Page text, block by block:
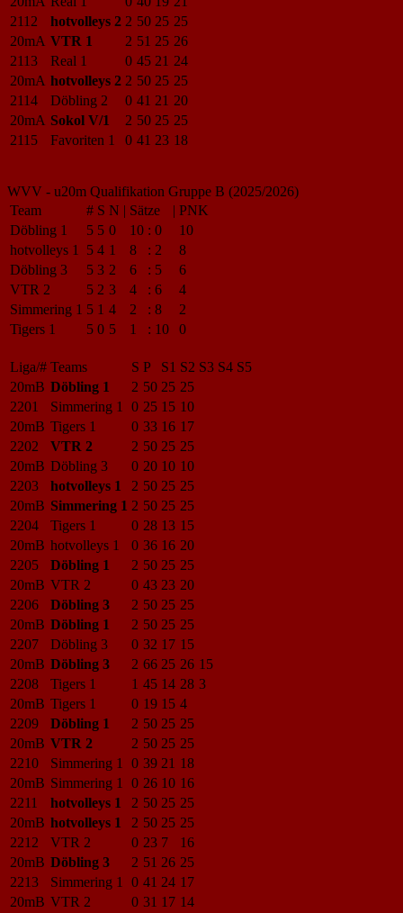
2112
hotvolleys 2 2 50 25 25
20mA VTR 1 2 51 25 26
2113
Real 1 0 45 21 24
20mA hotvolleys 2 2 50 25 25
2114
Döbling 2 0 41 21 20
20mA Sokol V/1 2 50 25 25
2115
Favoriten 1 0 41 23 18
WVV - u20m Qualifikation Gruppe B (2025/2026)
Team
# S N | Sätze | PNK
Döbling 1
5 5 0 10 : 0
10
hotvolleys 1
5 4 1 8 : 2
8
Döbling 3
5 3 2 6 : 5
6
VTR 2
5 2 3 4 : 6
4
Simmering 1 5 1 4 2 : 8
2
Tigers 1
5 0 5 1 : 10 0
Liga/# Teams S P S1 S2 S3 S4 S5
20mB Döbling 1 2 50 25 25
2201
Simmering 1 0 25 15 10
20mB Tigers 1 0 33 16 17
2202
VTR 2 2 50 25 25
20mB Döbling 3 0 20 10 10
2203
hotvolleys 1 2 50 25 25
20mB Simmering 1 2 50 25 25
2204
Tigers 1 0 28 13 15
20mB hotvolleys 1 0 36 16 20
2205
Döbling 1 2 50 25 25
20mB VTR 2 0 43 23 20
2206
Döbling 3 2 50 25 25
20mB Döbling 1 2 50 25 25
2207
Döbling 3 0 32 17 15
20mB Döbling 3 2 66 25 26 15
2208
Tigers 1 1 45 14 28 3
20mB Tigers 1 0 19 15 4
2209
Döbling 1 2 50 25 25
20mB VTR 2 2 50 25 25
2210
Simmering 1 0 39 21 18
20mB Simmering 1 0 26 10 16
2211
hotvolleys 1 2 50 25 25
20mB hotvolleys 1 2 50 25 25
2212
VTR 2 0 23 7
16
20mB Döbling 3 2 51 26 25
2213
Simmering 1 0 41 24 17
20mB VTR 2 0 31 17 14